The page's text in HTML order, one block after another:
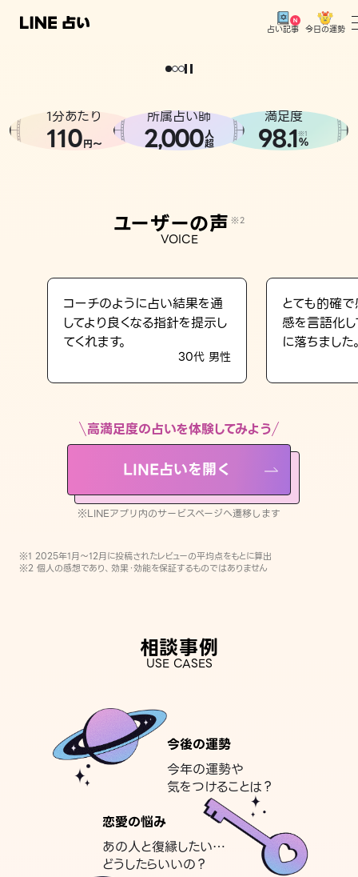
占い記事 今日の運勢
相談事例
LINE占いを開く
※LINEアプリ内のサービスページへ遷移します
どうせなら
。
1分あたり
110円〜
所属占い師
2,000人
超
満足度
98.1※1
%
ユーザーの声 ※2
VOICE
コーチのように占い結果を通
してより良くなる指針を提示し
てくれます。
30代 男性
とても的確
感を言語化
に落ちました
高満足度の占いを体験してみよう
LINE占いを開く
※LINEアプリ内のサービスページへ遷移します
※1 2025年1月〜12月に投稿されたレビューの平均点をもとに算出
※2 個人の感想であり、効果・効能を保証するものではありません
相談事例
USE CASES
今後の運勢
今年の運勢や
気をつけることは？
恋愛の悩み
あの人と復縁したい…
どうしたらいいの？